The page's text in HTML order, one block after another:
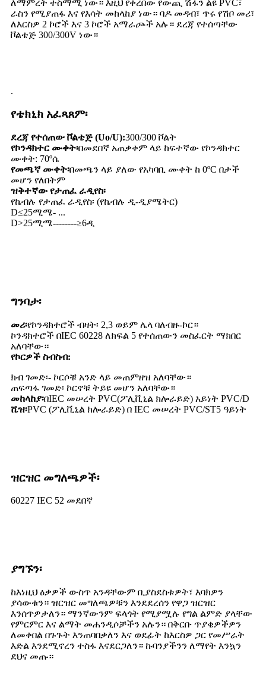
ለማምረት ተስማሚ ነው። እዚህ የቀረበው የውጪ ሽፋን ልዩ PVC፣
ራስን የሚያጠፋ እና የእሳት መከላከያ ነው። ባዶ መዳብ፣ ጥሩ የሽቦ መሪ፣
ለእርስዎ 2 ኮሮች እና 3 ኮሮች አማራጮች አሉ። ደረጃ የተሰጣቸው
ቮልቴጅ 300/300V ነው።
.
የቴክኒክ አፈጻጸም፡
ደረጃ የተሰጠው ቮልቴጅ (Uo/U):300/300 ቮልት
የኮንዳክተር ሙቀት፡በመደበኛ አጠቃቀም ላይ ከፍተኛው የኮንዳክተር
ሙቀት: 70ºሴ
የመጫኛ ሙቀት፡በመጫን ላይ ያለው የአካባቢ ሙቀት ከ 0ºC በታች
መሆን የለበትም
ዝቅተኛው የታጠፈ ራዲየስ፡
የኬብሉ የታጠፈ ራዲየስ፡ (የኬብሉ ዲ-ዲያሜትር)
D≤25ሚሜ- ...
D>25ሚሜ--------≥6ዲ
ግንባታ፡
መሪ፡የኮንዳክተሮች ብዛት፡ 2,3 ወይም ሌላ ባለብዙ-ኮር።
ኮንዳክተሮች በIEC 60228 ለክፍል 5 የተሰጠውን መስፈርት ማክበር
አለባቸው።
የኮርዎች ስብስብ:
ክብ ገመድ፡- ኮርሶቹ አንድ ላይ መጠምዘዝ አለባቸው።
ጠፍጣፋ ገመድ፡ ኮርኖቹ ትይዩ መሆን አለባቸው።
መከላከያ፡በIEC መሠረት PVC(ፖሊቪኒል ክሎራይድ) አይነት PVC/D
ሼዝ፡PVC (ፖሊቪኒል ክሎራይድ) በ IEC መሠረት PVC/ST5 ዓይነት
ዝርዝር መግለጫዎች፡
60227 IEC 52 መደበኛ
ያግኙን፡
ከእነዚህ ዕቃዎች ውስጥ አንዳቸውም ቢያስደስቱዎት፣ እባክዎን
ያሳውቁን። ዝርዝር መግለጫዎቹን እንደደረሰን የዋጋ ዝርዝር
እንሰጥዎታለን። ማንኛውንም ፍላጎት የሚያሟሉ የግል ልምድ ያላቸው
የምርምር እና ልማት መሐንዲሶቻችን አሉን። በቅርቡ ጥያቄዎችዎን
ለመቀበል በጉጉት እንጠባበቃለን እና ወደፊት ከእርስዎ ጋር የመሥራት
እድል እንደሚኖረን ተስፋ እናደርጋለን። ኩባንያችንን ለማየት እንኳን
ደህና መጡ።